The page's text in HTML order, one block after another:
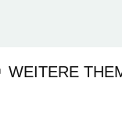
WEITERE